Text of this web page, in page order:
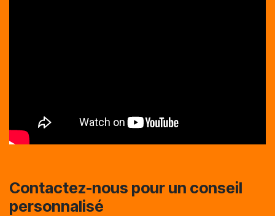
Contactez-nous pour un conseil
personnalisé